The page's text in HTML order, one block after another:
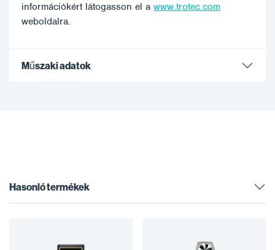
információkért látogasson el a www.trotec.com
weboldalra.
Műszaki adatok
Hasonló termékek